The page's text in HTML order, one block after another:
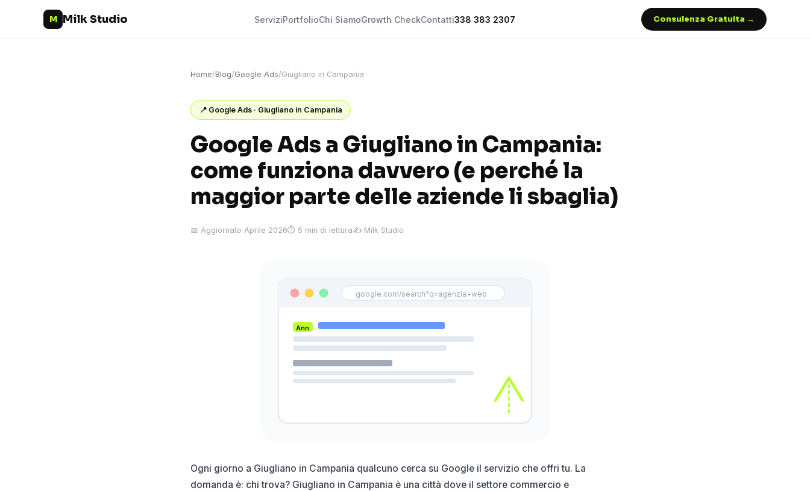
M Milk Studio ServiziPortfolioChi SiamoGrowth CheckContatti338 383 2307 Consulenza Gratuita →
Home/Blog/Google Ads/Giugliano in Campania
📍 Google Ads · Giugliano in Campania
Google Ads a Giugliano in Campania:
come funziona davvero (e perché la
maggior parte delle aziende li sbaglia)
📅 Aggiornato Aprile 2026⏱ 5 min di lettura✍️ Milk Studio
google.com/search?q=agenzia+web
Ann.
Ogni giorno a Giugliano in Campania qualcuno cerca su Google il servizio che offri tu. La
domanda è: chi trova? Giugliano in Campania è una città dove il settore commercio e